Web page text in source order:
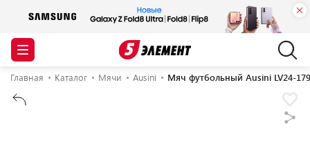
Главная Каталог Мячи Ausini Мяч футбольный Ausini LV24-179